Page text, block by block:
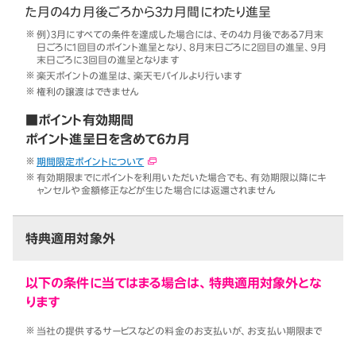
た月の4カ月後ごろから3カ月間にわたり進呈
例）3月にすべての条件を達成した場合には、その4カ月後である7月末
日ごろに1回目のポイント進呈となり、8月末日ごろに2回目の進呈、9月
末日ごろに3回目の進呈となります
楽天ポイントの進呈は、楽天モバイルより行います
権利の譲渡はできません
■ポイント有効期間
ポイント進呈日を含めて6カ月
期間限定ポイントについて
有効期限までにポイントを利用いただいた場合でも、有効期限以降にキ
ャンセルや金額修正などが生じた場合には返還されません
特典適用対象外
以下の条件に当てはまる場合は、特典適用対象外とな
ります
当社の提供するサービスなどの料金のお支払いが、お支払い期限まで